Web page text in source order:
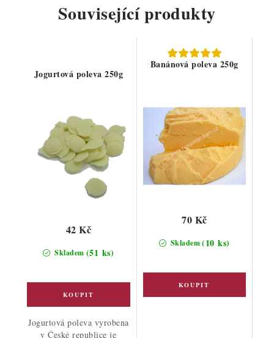
Související produkty
Jogurtová poleva 250g
Skladem (51 ks)
42 Kč
Jogurtová poleva vyrobena
v České republice je
Banánová poleva 250g
Skladem(10 ks)
70 Kč